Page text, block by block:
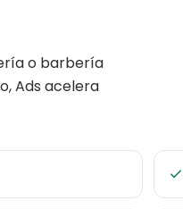
o barbería
Ads acelera